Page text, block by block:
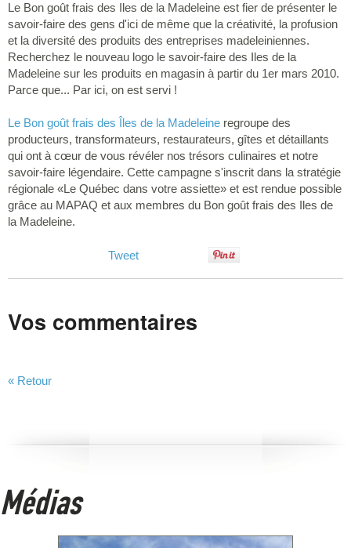
Le Bon goût frais des Iles de la Madeleine est fier de présenter le
savoir-faire des gens d'ici de même que la créativité, la profusion
et la diversité des produits des entreprises madeleiniennes.
Recherchez le nouveau logo le savoir-faire des Iles de la
Madeleine sur les produits en magasin à partir du 1er mars 2010.
Parce que... Par ici, on est servi !
Le Bon goût frais des Îles de la Madeleine regroupe des
producteurs, transformateurs, restaurateurs, gîtes et détaillants
qui ont à cœur de vous révéler nos trésors culinaires et notre
savoir-faire légendaire. Cette campagne s'inscrit dans la stratégie
régionale «Le Québec dans votre assiette» et est rendue possible
grâce au MAPAQ et aux membres du Bon goût frais des Iles de
la Madeleine.
Tweet
Vos commentaires
« Retour
Médias